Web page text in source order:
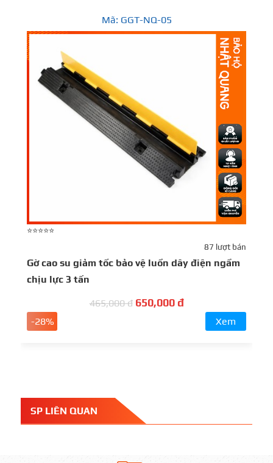
Mã: GGT-NQ-05
⭐⭐⭐⭐⭐
87 lượt bán
Gờ cao su giảm tốc bảo vệ luồn dây điện ngầm
chịu lực 3 tấn
465,000 đ 650,000 đ
-28% Xem
SP LIÊN QUAN